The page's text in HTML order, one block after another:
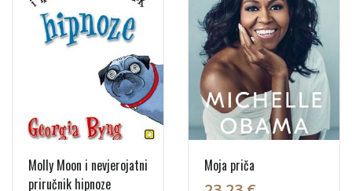
Molly Moon i nevjerojatni
priručnik hipnoze
Moja priča